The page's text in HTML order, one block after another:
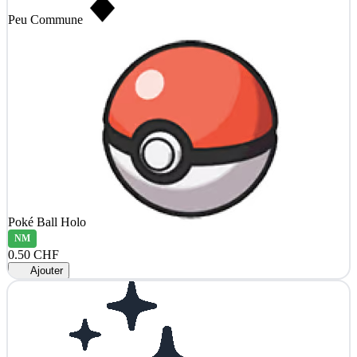
Peu Commune
Poké Ball Holo
NM
0.50 CHF
Ajouter